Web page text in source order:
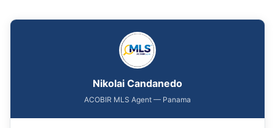
Nikolai Candanedo
ACOBIR MLS Agent — Panama